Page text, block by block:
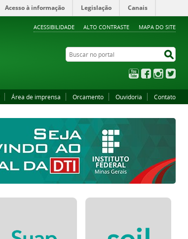
ACESSIBILIDADE ALTO CONTRASTE MAPA DO SITE
Acesso à informação Legislação Canais
Buscar no portal
YouTubeFacebookInstagram
Área de imprensa Orcamento Ouvidoria Contato